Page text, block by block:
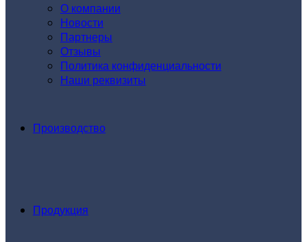
О компании
Новости
Партнеры
Отзывы
Политика конфиденциальности
Наши реквизиты
Производство
Продукция